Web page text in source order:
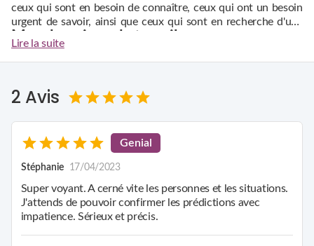
ceux qui sont en besoin de connaître, ceux qui ont un besoin
urgent de savoir, ainsi que ceux qui sont en recherche d'une
Mes domaines de travail
Amour
Santé
Autres
Venez comme vous êtes, avec vos doutes, vos questions. Il n'y
a pas de honte, ni de gêne à avoir.
Mon expérience de vie est passée par beaucoup de
souffrance, de doute parfois mais aussi de beaucoup d'espoir
et de foi.
Passant de tirage par des petits cafés (les cafés voyance) et la
voyance professionnelle, au cours desquelles des prise de
consciences, des illuminations progressives ont été faites.
N'hésitez pas si vous cherchez une voyance, une guidance
Lire la suite
2 Avis
Genial
Stéphanie 17/04/2023
Super voyant. A cerné vite les personnes et les situations.
J'attends de pouvoir confirmer les prédictions avec
impatience. Sérieux et précis.